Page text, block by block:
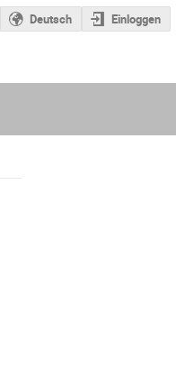
Deutsch Einloggen